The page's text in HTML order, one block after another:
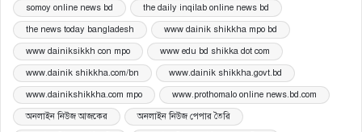
somoy online news bd the daily inqilab online news bd
the news today bangladesh www dainik shikkha mpo bd
www dainiksikkh con mpo www edu bd shikka dot com
www.dainik shikkha.com/bn www.dainik shikkha.govt.bd
www.dainikshikkha.com mpo www.prothomalo online news.bd.com
অনলাইন নিউজ আজকের অনলাইন নিউজ পেপার তৈরি